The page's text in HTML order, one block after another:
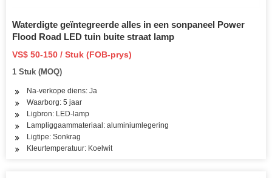
Waterdigte geïntegreerde alles in een sonpaneel Power
Flood Road LED tuin buite straat lamp
VS$ 50-150 / Stuk (FOB-prys)
1 Stuk (MOQ)
Na-verkope diens: Ja
Waarborg: 5 jaar
Ligbron: LED-lamp
Lampliggaammateriaal: aluminiumlegering
Ligtipe: Sonkrag
Kleurtemperatuur: Koelwit